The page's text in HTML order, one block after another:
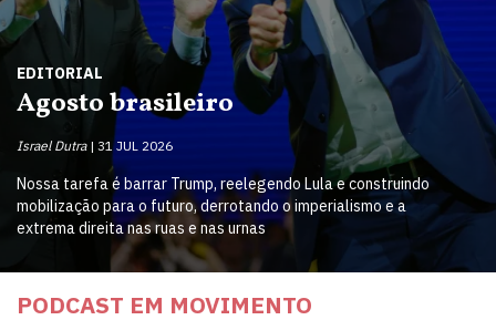
EDITORIAL
Agosto brasileiro
Israel Dutra 31 JUL 2026
Nossa tarefa é barrar Trump, reelegendo Lula e construindo
mobilização para o futuro, derrotando o imperialismo e a
extrema direita nas ruas e nas urnas
PODCAST EM MOVIMENTO